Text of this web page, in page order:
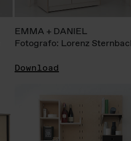
EMMA + DANIEL
Fotografo: Lorenz
Download